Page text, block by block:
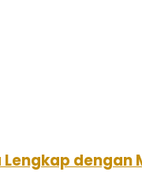
Lengkap dengan